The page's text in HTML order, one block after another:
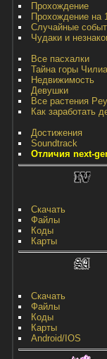
Прохождение
Прохождение на
Случайные
Чудаки и
Все пасхалки
Тайна горы
Недвижимость
Девушки
Все растения
Как заработать
Достижения
Soundtrack
Отличия next-
Скачать
Файлы
Коды
Карты
Скачать
Файлы
Коды
Карты
Android/IOS